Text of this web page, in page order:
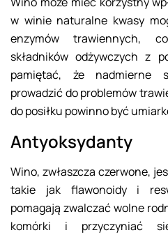
w winie naturalne kwasy
enzymów trawiennych,
składników odżywczych z
pamiętać, że nadmierne
prowadzić do problemów
do posiłku powinno być
Antyoksydanty
Wino, zwłaszcza czerwone,
takie jak flawonoidy i
pomagają zwalczać wolne
komórki i przyczyniać